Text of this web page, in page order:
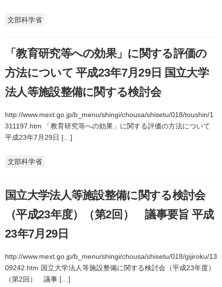
文部科学省
「教育研究等への効果」に関する評価の
方法について 平成23年7月29日 国立大学
法人等施設整備に関する検討会
http://www.mext.go.jp/b_menu/shingi/chousa/shisetu/018/toushin/1
311197.htm 「教育研究等への効果」に関する評価の方法について
平成23年7月29日 […]
文部科学省
国立大学法人等施設整備に関する検討会
（平成23年度）（第2回） 議事要旨 平成
23年7月29日
http://www.mext.go.jp/b_menu/shingi/chousa/shisetu/018/gijiroku/13
09242.htm 国立大学法人等施設整備に関する検討会（平成23年度）
（第2回） 議事 […]